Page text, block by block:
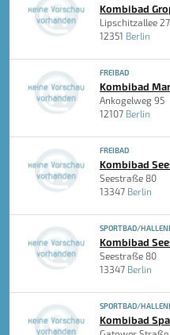
Kombibad
Lipschitzallee
12351 Berlin
FREIBAD
Kombibad
Ankogelweg 95
12107 Berlin
FREIBAD
Kombibad
Seestraße 80
13347 Berlin
SPORTBAD/
Kombibad
Seestraße 80
13347 Berlin
SPORTBAD/
Kombibad